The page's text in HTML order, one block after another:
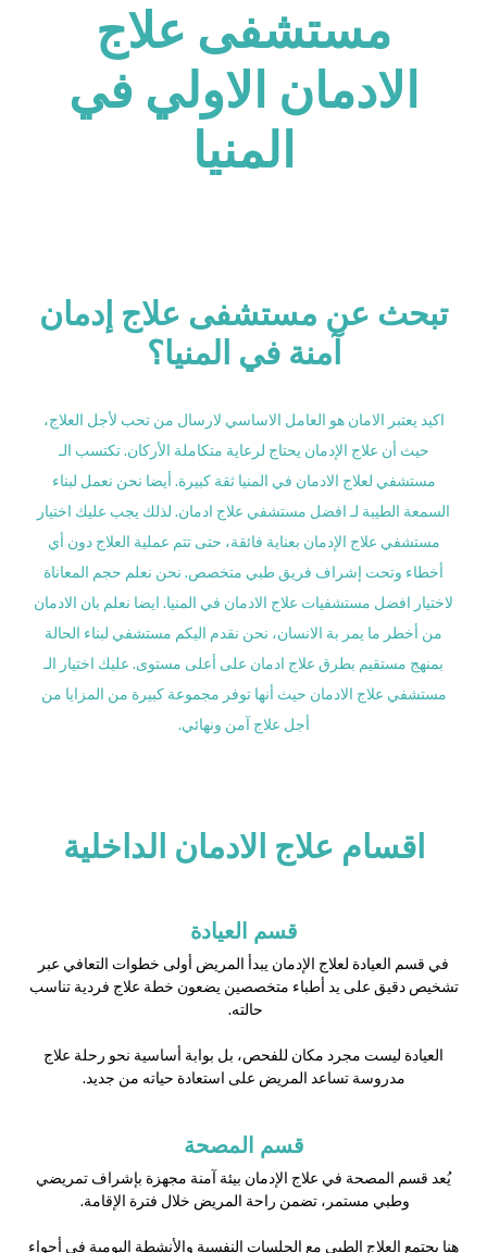
مستشفى علاج
الادمان الاولي في
المنيا
تبحث عن مستشفى علاج إدمان
آمنة في المنيا؟
اكيد يعتبر الامان هو العامل الاساسي لارسال من تحب لأجل العلاج،
حيث أن علاج الإدمان يحتاج لرعاية متكاملة الأركان. تكتسب الـ
مستشفي لعلاج الادمان في المنيا ثقة كبيرة. أيضا نحن نعمل لبناء
السمعة الطيبة لـ افضل مستشفي علاج ادمان. لذلك يجب عليك اختيار
مستشفي علاج الإدمان بعناية فائقة، حتى تتم عملية العلاج دون أي
أخطاء وتحت إشراف فريق طبي متخصص. نحن نعلم حجم المعاناة
لاختيار افضل مستشفيات علاج الادمان في المنيا. ايضا نعلم بان الادمان
من أخطر ما يمر بة الانسان، نحن نقدم اليكم مستشفي لبناء الحالة
بمنهج مستقيم بطرق علاج ادمان على أعلى مستوى. عليك اختيار الـ
مستشفي علاج الادمان حيث أنها توفر مجموعة كبيرة من المزايا من
أجل علاج آمن ونهائي.
اقسام علاج الادمان الداخلية
قسم العيادة
في قسم العيادة لعلاج الإدمان يبدأ المريض أولى خطوات التعافي عبر
تشخيص دقيق على يد أطباء متخصصين يضعون خطة علاج فردية تناسب
حالته.
العيادة ليست مجرد مكان للفحص، بل بوابة أساسية نحو رحلة علاج
مدروسة تساعد المريض على استعادة حياته من جديد.
قسم المصحة
يُعد قسم المصحة في علاج الإدمان بيئة آمنة مجهزة بإشراف تمريضي
وطبي مستمر، تضمن راحة المريض خلال فترة الإقامة.
هنا يجتمع العلاج الطبي مع الجلسات النفسية والأنشطة اليومية في أجواء